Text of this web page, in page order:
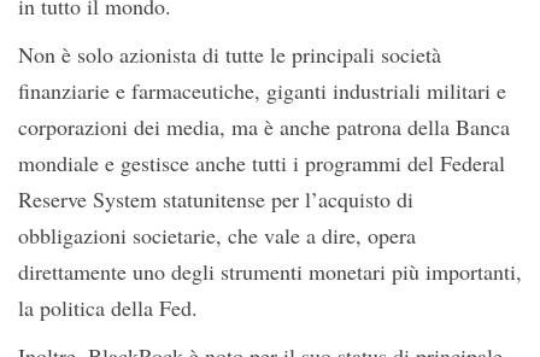
in tutto il mondo.
Non è solo azionista di tutte le principali società
finanziarie e farmaceutiche, giganti industriali militari e
corporazioni dei media, ma è anche patrona della Banca
mondiale e gestisce anche tutti i programmi del Federal
Reserve System statunitense per l’acquisto di
obbligazioni societarie, che vale a dire, opera
direttamente uno degli strumenti monetari più importanti,
la politica della Fed.